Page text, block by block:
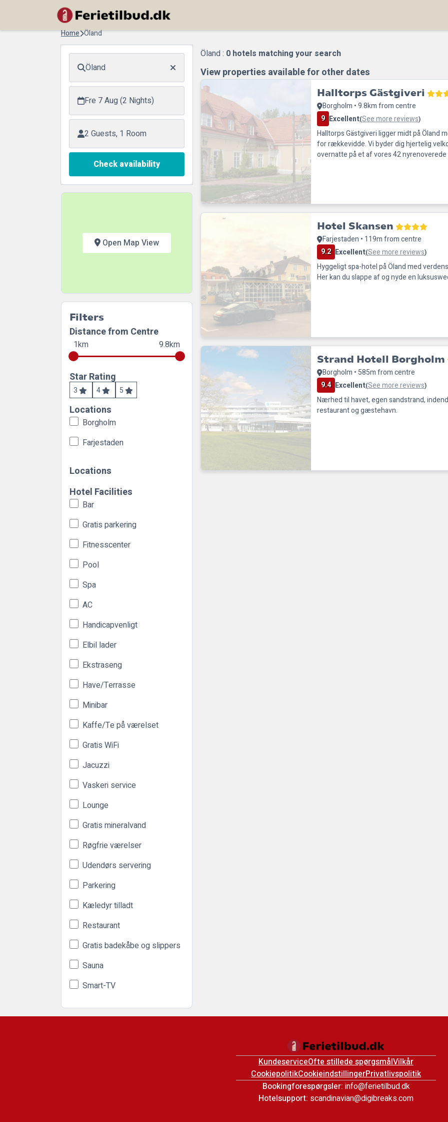
Home Öland
Öland
Fre 7 Aug (2 Nights)
2 Guests, 1 Room
Check availability
Open Map View
Filters
Distance from Centre
1km 9.8km
Star Rating
3 4 5
Locations
Borgholm
Farjestaden
Locations
Hotel Facilities
Bar
Gratis parkering
Fitnesscenter
Pool
Spa
AC
Handicapvenligt
Elbil lader
Ekstraseng
Have/Terrasse
Minibar
Kaffe/Te på værelset
Gratis WiFi
Jacuzzi
Vaskeri service
Lounge
Gratis mineralvand
Røgfrie værelser
Udendørs servering
Parkering
Kæledyr tilladt
Restaurant
Gratis badekåbe og slippers
Sauna
Smart-TV
Öland : 0 hotels matching your search
View properties available for other dates
Halltorps Gästgiveri
Borgholm • 9.8km from centre
9 Excellent(See more reviews)
Halltorps Gästgiveri ligger midt på Öland
for rækkevidde. Vi byder dig hjertelig
overnatte på et af vores 42
Hotel Skansen
Farjestaden • 119m from centre
9.2 Excellent(See more reviews)
Hyggeligt spa-hotel på Öland med
Her kan du slappe af og nyde en
Strand Hotell Borgholm
Borgholm • 585m from centre
9.4 Excellent(See more reviews)
Nærhed til havet, egen sandstrand,
restaurant og gæstehavn.
KundeserviceOfte stillede spørgsmålVilkår
CookiepolitikCookieindstillingerPrivatlivspolitik
Bookingforespørgsler: info@ferietilbud.dk
Hotelsupport: scandinavian@digibreaks.com